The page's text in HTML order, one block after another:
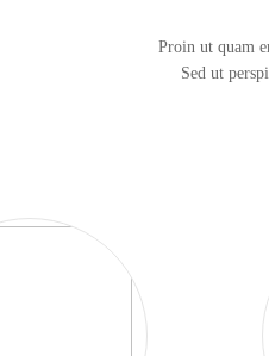
Proin ut quam
Sed ut